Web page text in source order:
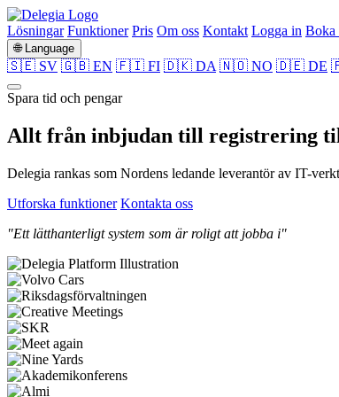
Lösningar Funktioner Pris Om oss Kontakt Logga in Boka
🌐 Language
🇸🇪 SV 🇬🇧 EN 🇫🇮 FI 🇩🇰 DA 🇳🇴 NO 🇩🇪 DE
Spara tid och pengar
Allt från inbjudan till registrering
Delegia rankas som Nordens ledande leverantör av IT-
Utforska funktioner Kontakta oss
"Ett lätthanterligt system som är roligt att jobba i"